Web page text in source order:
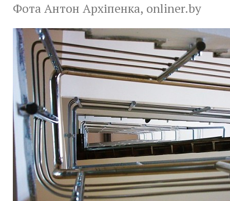
Фота Антон Архіпенка, onliner.by